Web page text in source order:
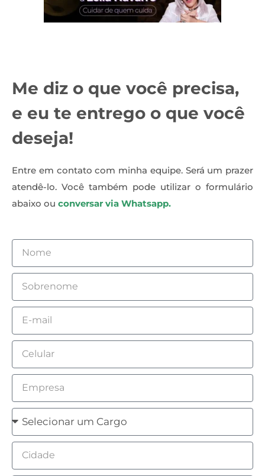
Me diz o que você precisa,
e eu te entrego o que você
deseja!
Entre em contato com minha equipe. Será um prazer
atendê-lo. Você também pode utilizar o formulário
abaixo ou conversar via Whatsapp.
Nome
Sobrenome
Email
Celular
Empresa
Cargo
Cidade